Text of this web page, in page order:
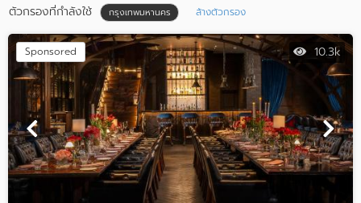
ตัวกรองที่กำลังใช้ กรุงเทพมหานคร ล้างตัวกรอง
10.3k
Sponsored